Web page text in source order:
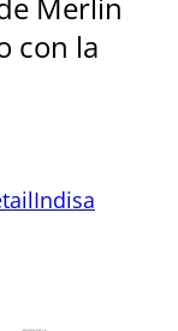
con la
Indisa